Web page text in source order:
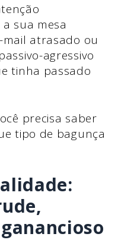
sua mesa
mail atrasado ou
agressivo
tinha passado
precisa saber
tipo de bagunça